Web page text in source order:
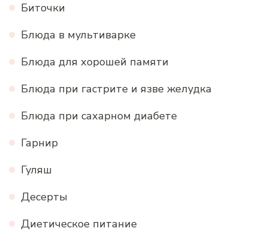
Биточки
Блюда в мультиварке
Блюда для хорошей памяти
Блюда при гастрите и язве желудка
Блюда при сахарном диабете
Гарнир
Гуляш
Десерты
Диетическое питание